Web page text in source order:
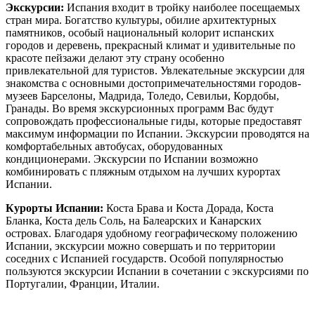
Экскурсии: Испания входит в тройку наиболее посещаемых
стран мира. Богатство культуры, обилие архитектурных
памятников, особый национальный колорит испанских
городов и деревень, прекрасный климат и удивительные по
красоте пейзажи делают эту страну особенно
привлекательной для туристов. Увлекательные экскурсии для
знакомства с основными достопримечательностями городов-
музеев Барселоны, Мадрида, Толедо, Севильи, Кордобы,
Гранады. Во время экскурсионных программ Вас будут
сопровождать профессиональные гиды, которые предоставят
максимум информации по Испании. Экскурсии проводятся на
комфортабельных автобусах, оборудованных
кондиционерами. Экскурсии по Испании возможно
комбинировать с пляжным отдыхом на лучших курортах
Испании.
Курорты Испании: Коста Брава и Коста Дорада, Коста
Бланка, Коста дель Соль, на Балеарских и Канарских
островах. Благодаря удобному географическому положению
Испании, экскурсии можно совершать и по территории
соседних с Испанией государств. Особой популярностью
пользуются экскурсии Испании в сочетании с экскурсиями по
Португалии, Франции, Италии.